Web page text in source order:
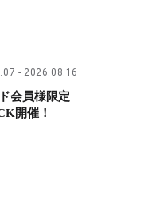
2026.08.16
会員様限定
開催！